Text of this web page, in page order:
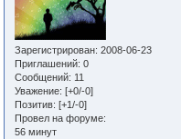
Зарегистрирован: 2008-06-23
Приглашений: 0
Сообщений: 11
Уважение: [+0/-0]
Позитив: [+1/-0]
Провел на форуме:
56 минут